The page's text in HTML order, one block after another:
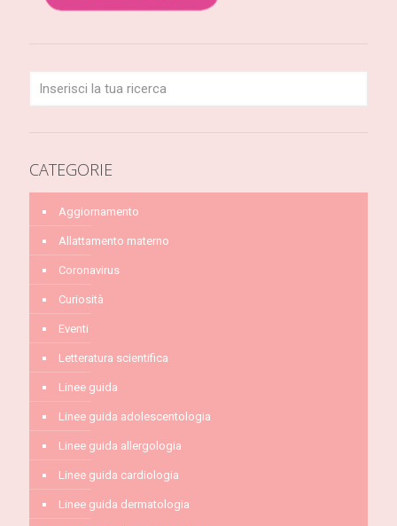
CATEGORIE
Aggiornamento
Allattamento materno
Coronavirus
Curiosità
Eventi
Letteratura scientifica
Linee guida
Linee guida adolescentologia
Linee guida allergologia
Linee guida cardiologia
Linee guida dermatologia